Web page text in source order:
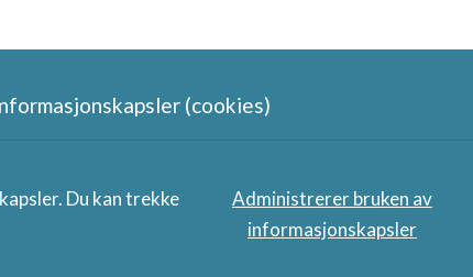
(cookies)
Du kan trekke
Administrerer bruken av
informasjonskapsler